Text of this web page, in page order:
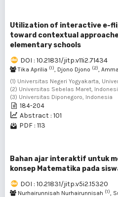
Utilization of interactive e-
toward contextual
elementary schools
DOI : 10.21831/jitp.v11i2.71434
Tika Aprilia (1), Djono Djono (2),
(1) Universitas Negeri Yogyakarta,
(2) Universitas Sebelas Maret,
(3) Universitas Diponegoro, Indonesia
184-204
Abstract : 101
PDF : 113
Bahan ajar interaktif untuk
konsep Matematika pada
DOI : 10.21831/jitp.v5i2.15320
Nurhairunnisah Nurhairunnisah (1),